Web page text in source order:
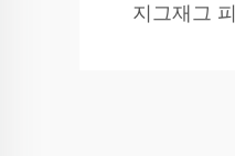
지그재그